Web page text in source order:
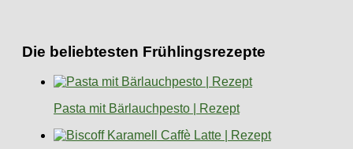
Die beliebtesten Frühlingsrezepte
Pasta mit Bärlauchpesto | Rezept